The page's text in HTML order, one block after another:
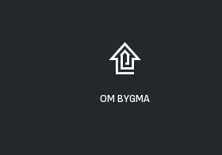
OM BYGMA